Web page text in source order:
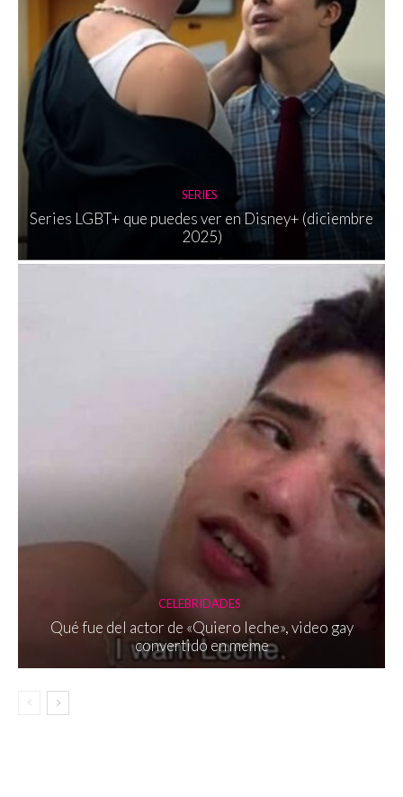
SERIES
Series LGBT+ que puedes ver en Disney+ (diciembre
2025)
CELEBRIDADES
Qué fue del actor de «Quiero leche», video gay
convertido en meme